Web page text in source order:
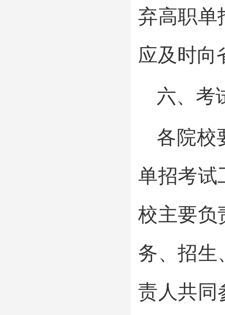
弃高职单
应及时向
六、考
各院校
单招考试
校主要负
务、招生
责人共同